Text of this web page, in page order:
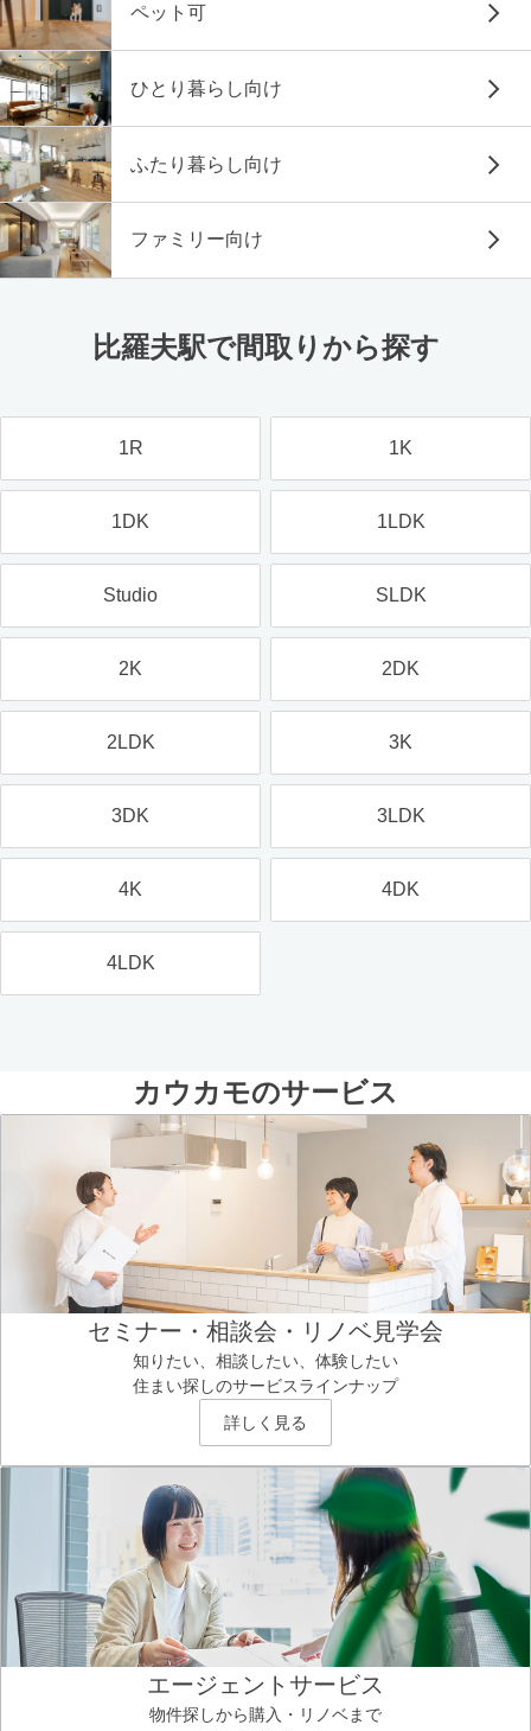
ペット可
ひとり暮らし向け
ふたり暮らし向け
ファミリー向け
比羅夫駅で間取りから探す
1R 1K
1DK 1LDK
Studio SLDK
2K 2DK
2LDK 3K
3DK 3LDK
4K 4DK
4LDK
カウカモのサービス
セミナー・相談会・リノベ見学会
知りたい、相談したい、体験したい
住まい探しのサービスラインナップ
詳しく見る
エージェントサービス
物件探しから購入・リノベまで